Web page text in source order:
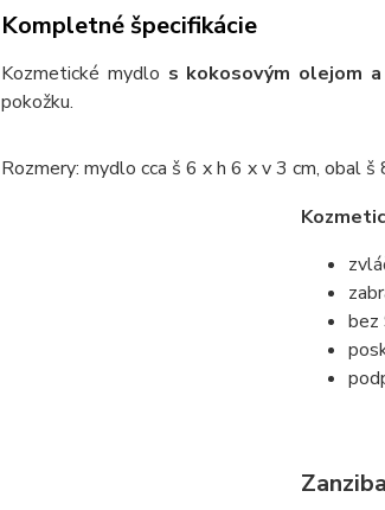
Kompletné špecifikácie
Kozmetické mydlo s kokosovým olejom
pokožku.
Rozmery: mydlo cca š 6 x h 6 x v 3 cm, obal š
bez